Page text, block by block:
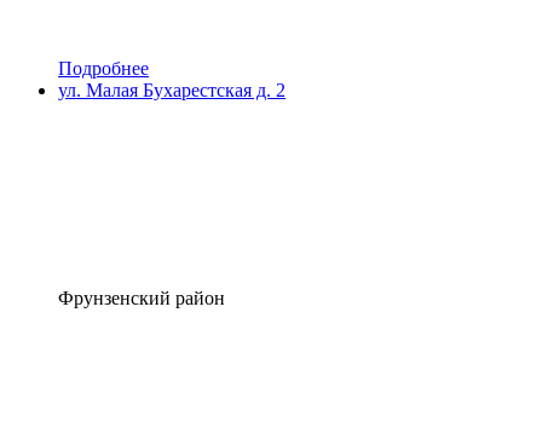
Подробнее
ул. Малая Бухарестская д. 2
Фрунзенский район